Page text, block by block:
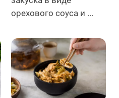
орехового соуса и ...